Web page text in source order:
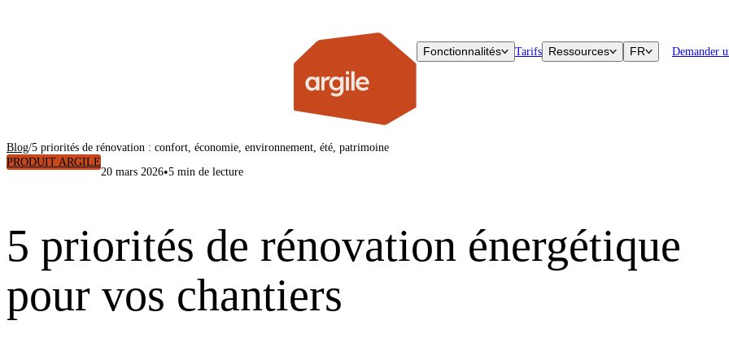
Fonctionnalités Tarifs Ressources FR Demander
Blog/5 priorités de rénovation : confort, économie, environnement, été, patrimoine
PRODUIT ARGILE
20 mars 2026•5 min de lecture
5 priorités de rénovation énergétique
pour vos chantiers